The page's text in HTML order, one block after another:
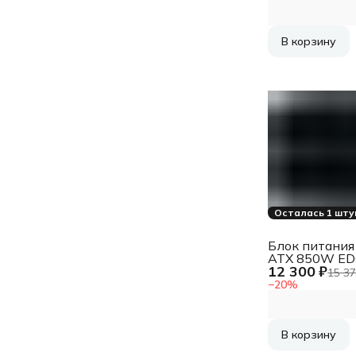
ATX3.1/PCIe5.1,
В корзину
Осталась 1
12 300 ₽15
−20%
Блок
ATX 850W
+ HUB Gen.5
(20+4pin) APFC
В корзину